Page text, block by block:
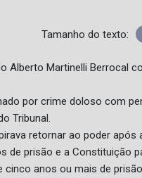
Tamanho do texto:
Alberto Martinelli Berrocal
por crime doloso com
Tribunal.
retornar ao poder após
de prisão e a Constituição
anos ou mais de